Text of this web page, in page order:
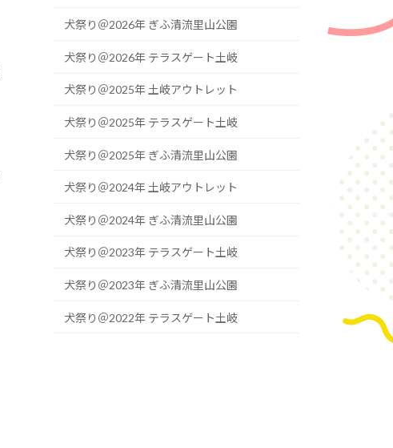
犬祭り＠2026年 ぎふ清流里山公園
犬祭り＠2026年 テラスゲート土岐
犬祭り＠2025年 土岐アウトレット
犬祭り＠2025年 テラスゲート土岐
犬祭り＠2025年 ぎふ清流里山公園
犬祭り＠2024年 土岐アウトレット
犬祭り＠2024年 ぎふ清流里山公園
犬祭り＠2023年 テラスゲート土岐
犬祭り＠2023年 ぎふ清流里山公園
犬祭り＠2022年 テラスゲート土岐